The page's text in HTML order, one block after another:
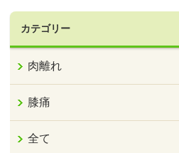
カテゴリー
肉離れ
膝痛
全て